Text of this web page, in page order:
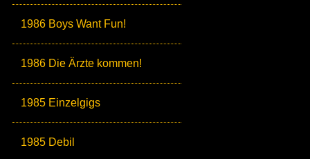
1986 Boys Want Fun!
1986 Die Ärzte kommen!
1985 Einzelgigs
1985 Debil